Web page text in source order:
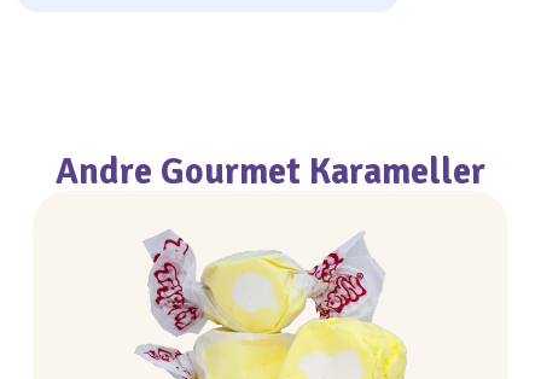
Andre Gourmet Karameller